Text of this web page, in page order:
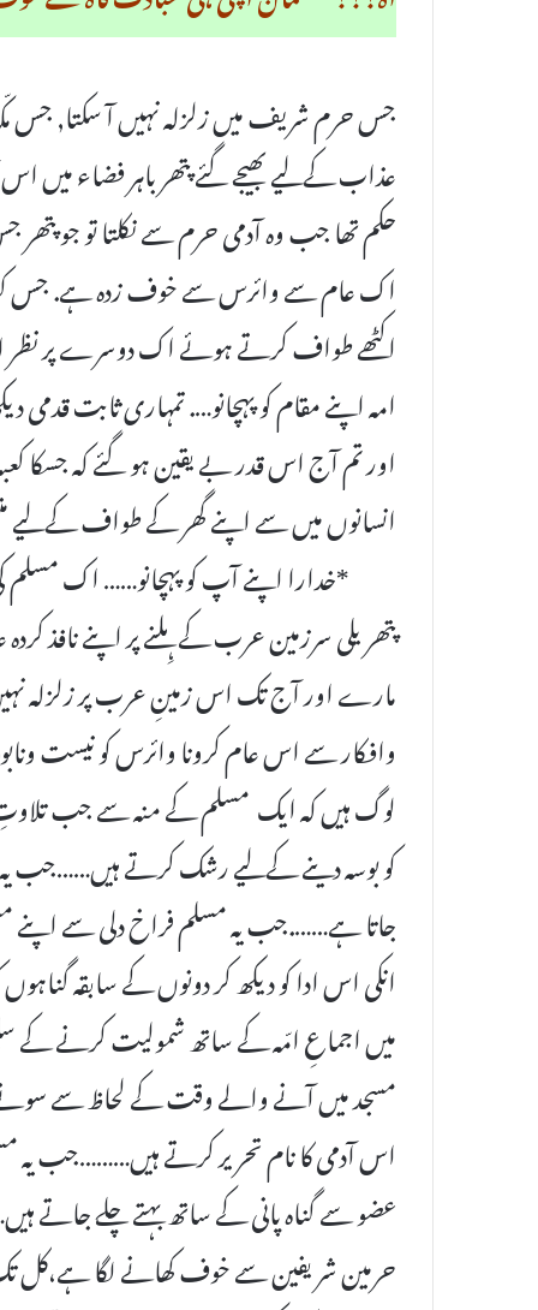
جس حرم شریف میں زلزلہ نہیں آ سکتا, جس
عذاب کےلیے بھیجے گئے پتھر باہر فضاء میں
حکم تھا جب وہ آدمی حرم سے نکلتا تو جو
اک عام سے وائرس سے خوف زدہ ہے. جس
اکٹھے طواف کرتے ہوئے اک دوسرے پر
امہ اپنے مقام کو پہچانو…. تمہاری ثابت
اور تم آج اس قدر بے یقین ہو گئے کہ
انسانوں میں سے اپنے گھر کے طواف کےلیے
پتھریلی سرزمین عرب کے ہِلنے پر اپنے نافذ
مارے اور آج تک اس زمینِ عرب پر زلزلہ نہیں
وافکار سے اس عام کرونا وائرس کو نیست
لوگ ہیں کہ ایک مسلم کے منہ سے جب
کو بوسہ دینے کےلیے رشک کرتے ہیں……جب یہ
جاتا ہے…….جب یہ مسلم فراخ دلی سے اپنے
انکی اس ادا کو دیکھ کر دونوں کے سابقہ
میں اجماعِ امّہ کے ساتھ شمولیت کرنے کے
مسجد میں آنے والے وقت کے لحاظ سے
اس آدمی کا نام تحریر کرتے ہیں………جب
عضو سے گناہ پانی کے ساتھ بہتے چلے جاتے
حرمین شریفین سے خوف کھانے لگا